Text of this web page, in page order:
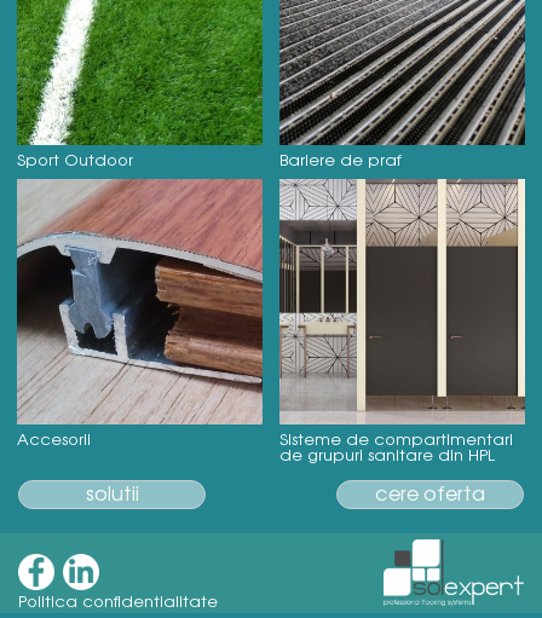
Sport Outdoor Bariere de praf
Accesorii Sisteme de compartimentari
de grupuri sanitare din HPL
solutii cere oferta
Politica confidentialitate